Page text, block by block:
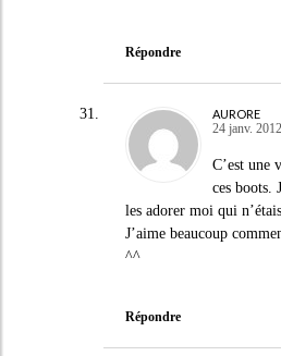
Répondre
AURORE
24 janv.
C’est une
ces boots.
les adorer moi qui
J’aime beaucoup
^^
Répondre